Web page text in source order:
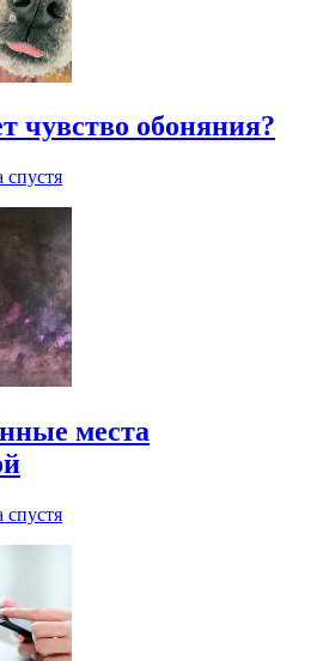
чувство обоняния?
спустя
места
спустя